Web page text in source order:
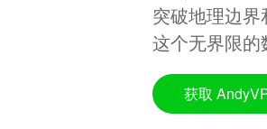
突破地理边
这个无界限的
获取